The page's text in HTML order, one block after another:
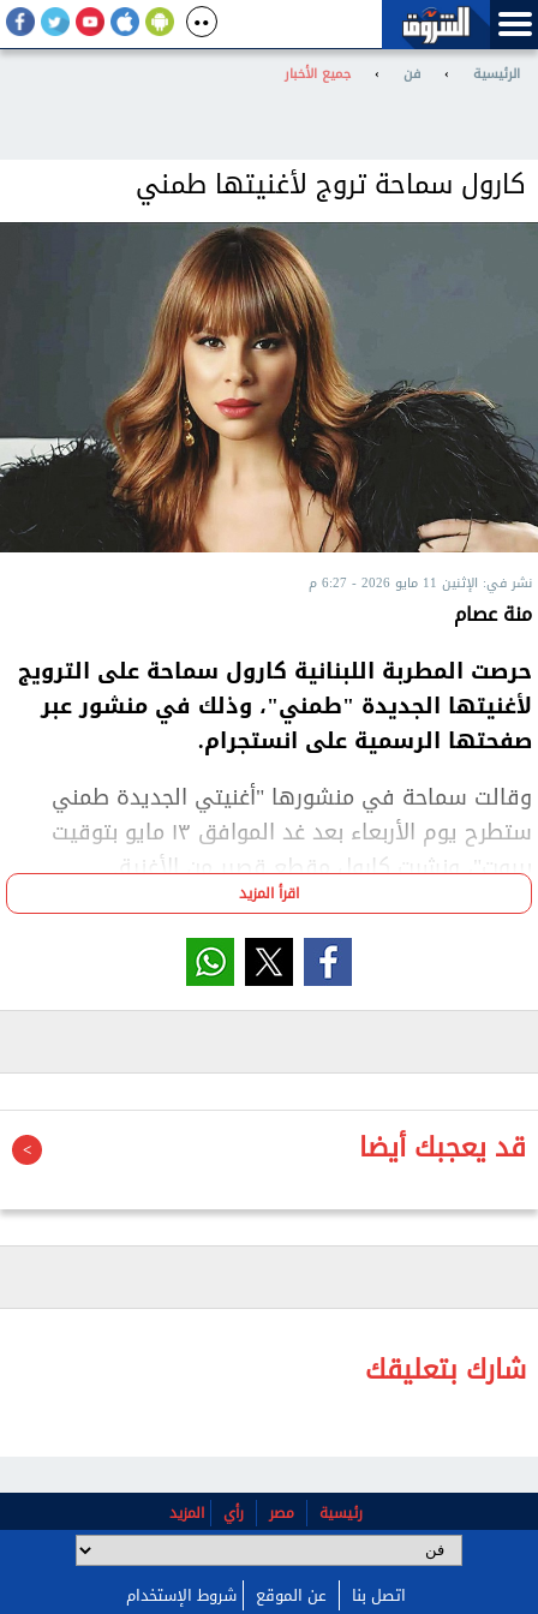
الرئيسية › فن › جميع الأخبار
كارول سماحة تروج لأغنيتها طمني
نشر في: الإثنين 11 مايو 2026 - 6:27 م
منة عصام
حرصت المطربة اللبنانية كارول سماحة على الترويج
لأغنيتها الجديدة "طمني"، وذلك في منشور عبر
صفحتها الرسمية على انستجرام.
وقالت سماحة في منشورها "أغنيتي الجديدة طمني
ستطرح يوم الأربعاء بعد غد الموافق ١٣ مايو بتوقيت
بيروت"، ونشرت كارول مقطع قصير من الأغنية.
أغنية "طمني" هي أحدث أعمال الفنانة اللبنانية كارول
سماحة باللهجة المصرية، والمقرر طرحها ضمن أغاني
صيف 2026، كما تمثل التعاون الأول بين كارول والملحن
اقرأ المزيد
قد يعجبك أيضا
شارك بتعليقك
رئيسية مصر رأي المزيد
اتصل بنا عن الموقع شروط الإستخدام